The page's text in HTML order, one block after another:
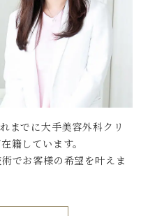
までに大手美容外科クリ
籍しています。
でお客様の希望を叶えま